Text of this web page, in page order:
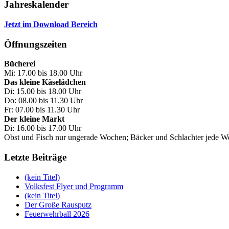
Jahreskalender
Jetzt im Download Bereich
Öffnungszeiten
Bücherei
Mi: 17.00 bis 18.00 Uhr
Das kleine Käselädchen
Di: 15.00 bis 18.00 Uhr
Do: 08.00 bis 11.30 Uhr
Fr: 07.00 bis 11.30 Uhr
Der kleine Markt
Di: 16.00 bis 17.00 Uhr
Obst und Fisch nur ungerade Wochen; Bäcker und Schlachter jede
Letzte Beiträge
(kein Titel)
Volksfest Flyer und Programm
(kein Titel)
Der Große Rausputz
Feuerwehrball 2026